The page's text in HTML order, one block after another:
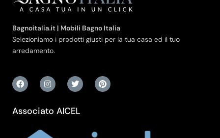
Bagnoitalia.it | Mobili Bagno Italia
Selezioniamo i prodotti giusti per la tua casa ed il tuo
arredamento.
Associato AICEL